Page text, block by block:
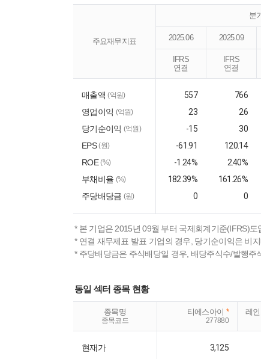
주요재무지표
분
2025.06 2025.09
IFRS
연결
IFRS
연결
매출액(억원) 557 766
영업이익 (억원) 23 26
당기순이익 (억원) -15 30
EPS(원) -61.91 120.14
ROE(%) -1.24% 2.40%
부채비율 (%) 182.39% 161.26%
주당배당금 (원) 0 0
* 본 기업은 2015년 09월 부터 국제회계기준(IFRS)도
* 연결 재무제표 발표 기업의 경우, 당기순이익은 비
* 주당배당금은 주식배당일 경우, 배당주식수/발행주
동일 섹터 종목 현황
종목명
종목코드
티에스아이 *
277880
레
현재가 3,125